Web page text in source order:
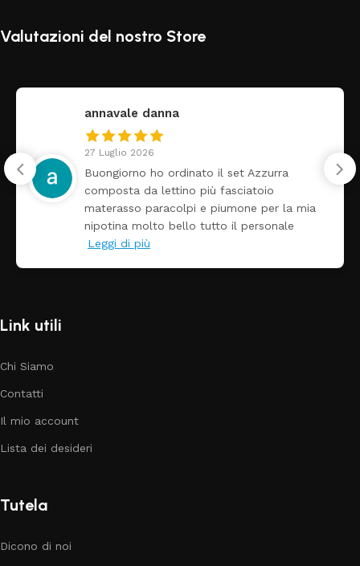
Valutazioni del nostro Store
federica
Tutti perfetto! Ho ordinato un lettino
arrivato ben imballato dopo pochi
Prezzo ottimi rispetto la concorrenza
Link utili
Chi Siamo
Contatti
Il mio account
Lista dei desideri
Tutela
Dicono di noi